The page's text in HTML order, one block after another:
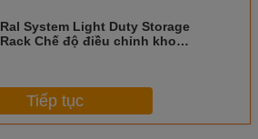
Ral System Light Duty Storage
Rack Chế độ điều chỉnh kho
Tiếp tục